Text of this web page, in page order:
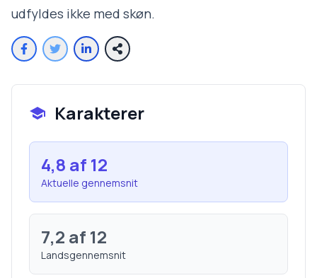
udfyldes ikke med skøn.
Karakterer
4,8 af 12
Aktuelle gennemsnit
7,2 af 12
Landsgennemsnit